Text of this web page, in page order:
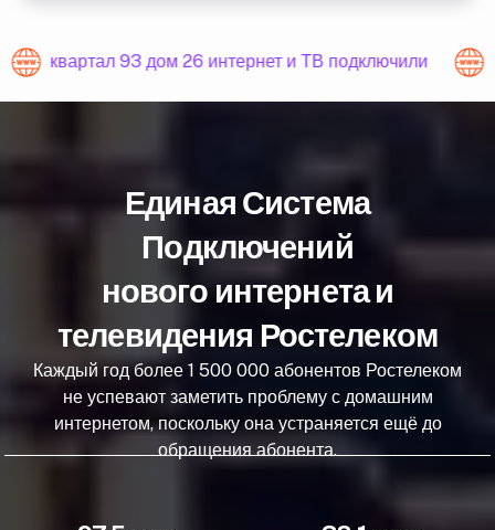
квартал 93 дом 26 интернет и ТВ подключили
Единая Система
Подключений
нового интернета и
телевидения Ростелеком
Каждый год более 1 500 000 абонентов Ростелеком
не успевают заметить проблему с домашним
интернетом, поскольку она устраняется ещё до
обращения абонента.